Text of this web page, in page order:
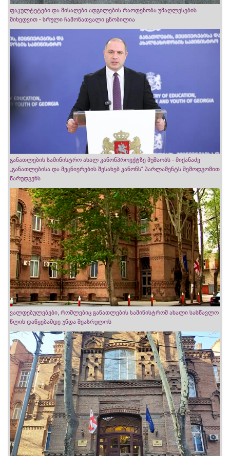
ფაკულტეტები და მისაღები ადგილების რაოდენობა უმაღლესების
მიხედვით - სრული ჩამონათვალი ცნობილია
განათლების სამინისტრო ახალ კანონპროექტზე მუშაობს - მიქანაძე
„განათლებისა და მეცნიერების შესახებ კანონს“ პარლამენტს შემოდგომით
წარუდგენს
ვალდებულებები, რომლებიც განათლების სამინისტრომ ახალი სასწავლო
წლის დაწყებამდე უნდა შეასრულოს